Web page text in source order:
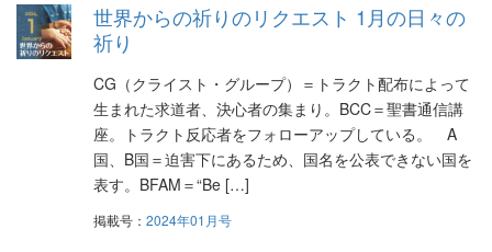
世界からの祈りのリクエスト 1月の日々の
祈り
CG（クライスト・グループ）＝トラクト配布によって
生まれた求道者、決心者の集まり。BCC＝聖書通信講
座。トラクト反応者をフォローアップしている。 A
国、B国＝迫害下にあるため、国名を公表できない国を
表す。BFAM＝“Be […]
掲載号： 2024年01月号